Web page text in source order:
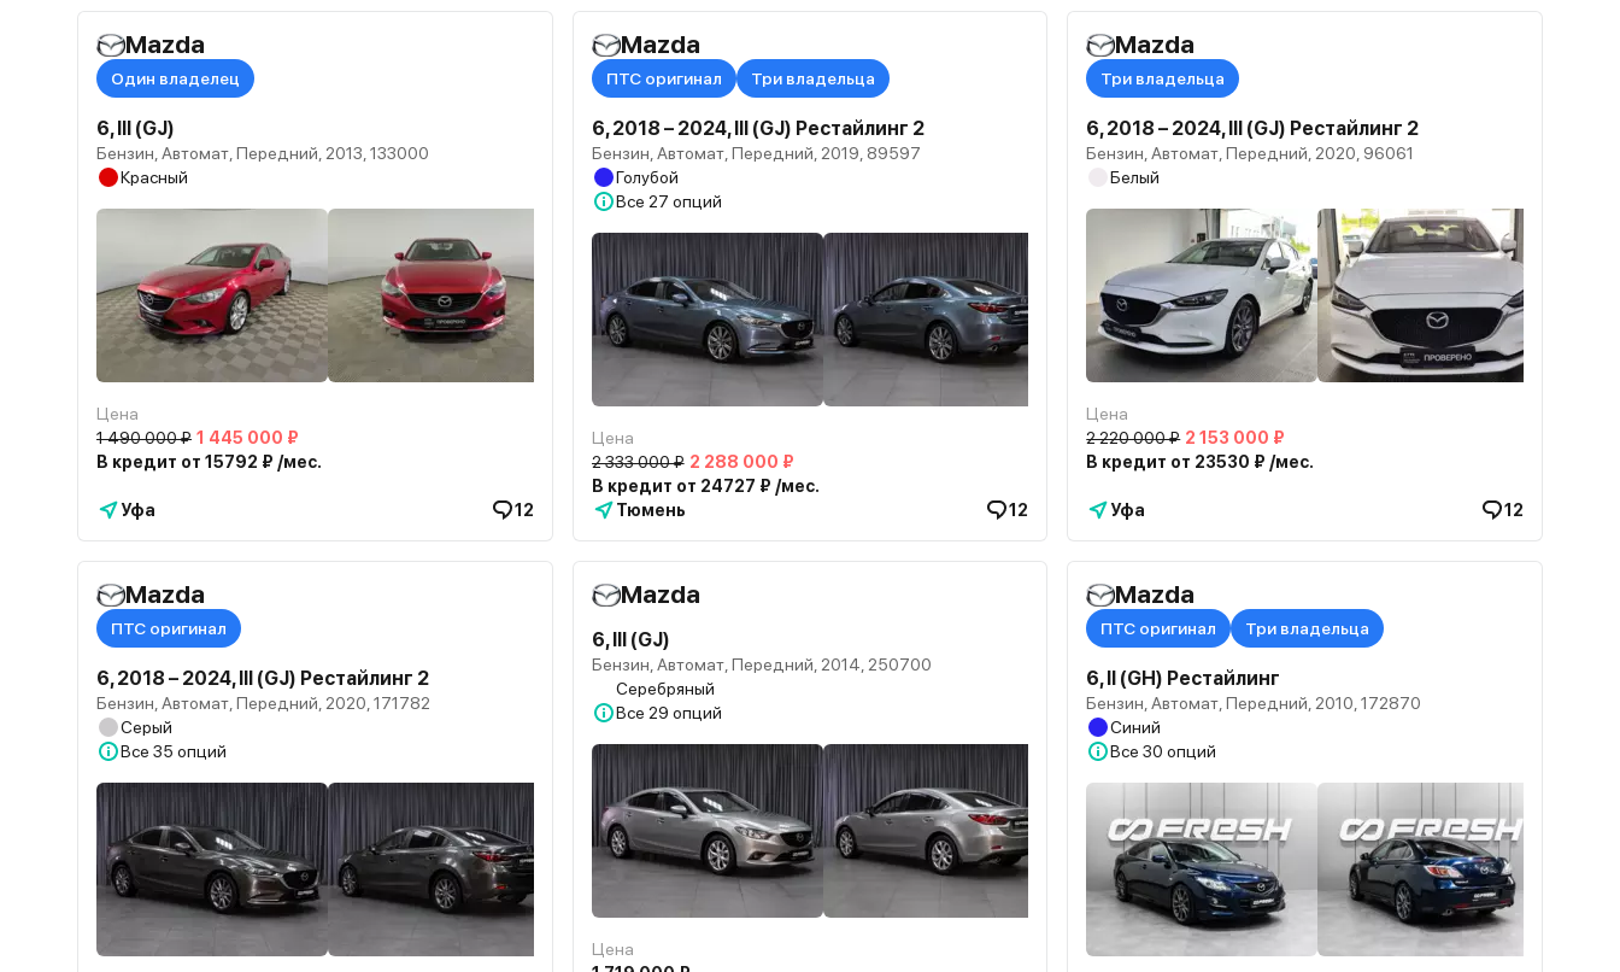
Mazda
Один владелец
6, III (GJ)
Бензин, Автомат, Передний, 2013, 133000
Красный
Цена
1 490 000 ₽ 1 445 000 ₽
В кредит от 15792 ₽ /мес.
Уфа 12
Mazda
ПТС оригинал Три владельца
6, 2018 – 2024, III (GJ) Рестайлинг 2
Бензин, Автомат, Передний, 2019, 89597
Голубой
Все 27 опций
Цена
2 333 000 ₽ 2 288 000 ₽
В кредит от 24727 ₽ /мес.
Тюмень
12
Mazda
Три владельца
6, 2018 – 2024, III (GJ) Рестайлинг 2
Бензин, Автомат, Передний, 2020, 96061
Белый
Цена
2 220 000 ₽ 2 153 000 ₽
В кредит от 23530 ₽ /мес.
Уфа 12
Mazda
ПТС оригинал
6, 2018 – 2024, III (GJ) Рестайлинг 2
Бензин, Автомат, Передний, 2020, 171782
Серый
Все 35 опций
Mazda
6, III (GJ)
Бензин, Автомат, Передний, 2014, 250700
Серебряный
Все 29 опций
Цена
Mazda
ПТС оригинал Три владельца
6, II (GH) Рестайлинг
Бензин, Автомат, Передний, 2010, 172870
Синий
Все30 опций